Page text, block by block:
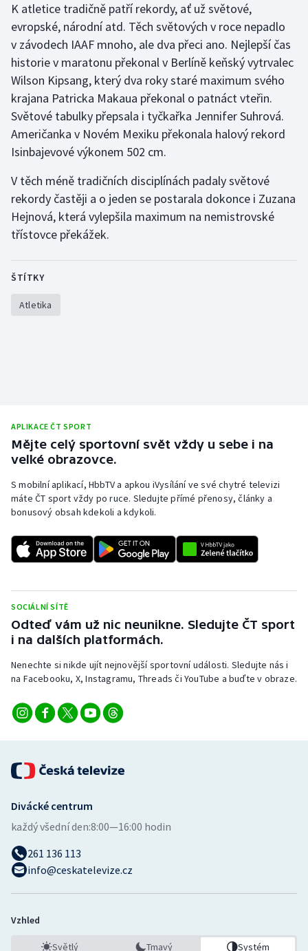
K atletice tradičně patří rekordy, ať už světové,
evropské, národní atd. Těch světových v roce nepadlo
v závodech IAAF mnoho, ale dva přeci ano. Nejlepší čas
historie v maratonu překonal v Berlíně keňský vytrvalec
Wilson Kipsang, který dva roky staré maximum svého
krajana Patricka Makaua překonal o patnáct vteřin.
Světové tabulky přepsala i tyčkařka Jennifer Suhrová.
Američanka v Novém Mexiku překonala halový rekord
Isinbajevové výkonem 502 cm.
V těch méně tradičních disciplínách padaly světové
rekordy častěji a o jeden se postarala dokonce i Zuzana
Hejnová, která vylepšila maximum na nemistrovské
třístovce překážek.
ŠTÍTKY
Atletika
APLIKACE ČT SPORT
Mějte celý sportovní svět vždy u sebe i na
velké obrazovce.
S mobilní aplikací, HbbTV a apkou iVysílání ve své chytré televizi
máte ČT sport vždy po ruce. Sledujte přímé přenosy, články a
bonusový obsah kdekoli a kdykoli.
SOCIÁLNÍ SÍTĚ
Odteď vám už nic neunikne. Sledujte ČT sport
i na dalších platformách.
Nenechte si nikde ujít nejnovější sportovní události. Sledujte nás i
na Facebooku, X, Instagramu, Threads či YouTube a buďte v obraze.
Divácké centrum
každý všední den:8:00—16:00 hodin
261 136 113
info@ceskatelevize.cz
Vzhled
Světlý Tmavý Systém